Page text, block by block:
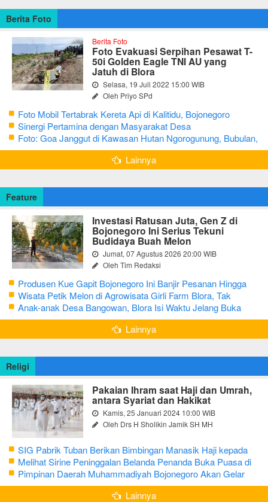
Berita Foto
Berita Foto
Foto Evakuasi Serpihan Pesawat T-
50i Golden Eagle TNI AU yang
Jatuh di Blora
Selasa, 19 Juli 2022 15:00 WIB
Oleh Priyo SPd
Foto Mobil Tertabrak Kereta Api di Kalitidu, Bojonegoro
Sinergi Pertamina dengan Masyarakat Desa
Foto: Goa Janggut di Kawasan Hutan Ngorogunung, Bubulan,
Bojonegoro
Lainnya
Feature
Investasi Ratusan Juta, Gen Z di
Bojonegoro Ini Serius Tekuni
Budidaya Buah Melon
Jumat, 07 Agustus 2026 20:00 WIB
Oleh Tim Redaksi
Produsen Kue Gapit Bojonegoro Ini Banjir Pesanan Hingga
Puluhan Juta di Bulan Ramadan
Wisata Petik Melon di Agrowisata Girli Farm Blora, Tak
Sampai 5 Hari Sudah Ludes Terjual
Anak-anak Desa Bangowan, Blora Isi Waktu Jelang Buka
Puasa dengan Latihan Gamelan
Lainnya
Religi
Pakaian Ihram saat Haji dan Umrah,
antara Syariat dan Hakikat
Kamis, 25 Januari 2024 10:00 WIB
Oleh Drs H Sholikin Jamik SH MH
SIG Pabrik Tuban Berikan Bimbingan Manasik Haji kepada
CJH Kabupaten Tuban
Melihat Sirine Peninggalan Belanda Penanda Buka Puasa di
Pendopo Bupati Blora
Pimpinan Daerah Muhammadiyah Bojonegoro Akan Gelar
Salat Iduladha 9 Juli 2022
Lainnya